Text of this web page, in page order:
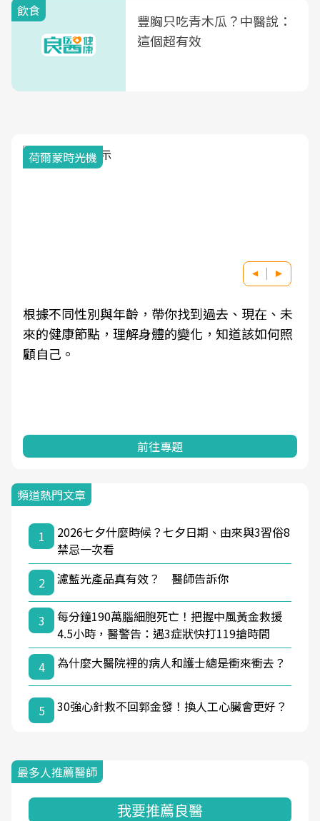
飲食
豐胸只吃青木瓜？中醫說：
這個超有效
荷爾蒙時光機
根據不同性別與年齡，帶你找到過去、現在、未
來的健康節點，理解身體的變化，知道該如何照
顧自己。
前往專題
頻道熱門文章
1
2026七夕什麼時候？七夕日期、由來與3習俗8
禁忌一次看
2
濾藍光產品真有效？ 醫師告訴你
3
每分鐘190萬腦細胞死亡！把握中風黃金救援
4.5小時，醫警告：遇3症狀快打119搶時間
4
為什麼大醫院裡的病人和護士總是衝來衝去？
5 30強心針救不回郭金發！換人工心臟會更好？
最多人推薦醫師
我要推薦良醫